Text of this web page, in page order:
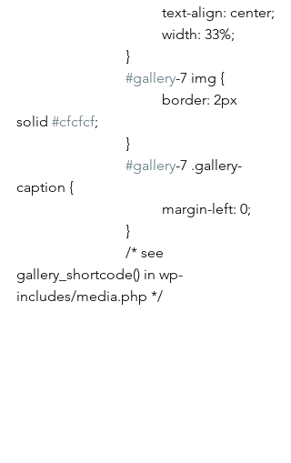
				text-align: center;
				width: 33%;
			}
#gallery-7 img {
solid #cfcfcf;
			}
#gallery-7 .gallery-
caption {
				margin-left: 0;
			}
gallery_shortcode() in wp-
includes/media.php */